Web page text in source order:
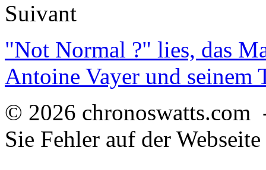
Suivant
"Not Normal ?" lies, das
Antoine Vayer und seinem
© 2026
Sie Fehler auf der